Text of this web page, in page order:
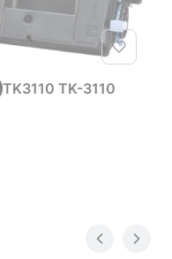
TK3110 TK-3110